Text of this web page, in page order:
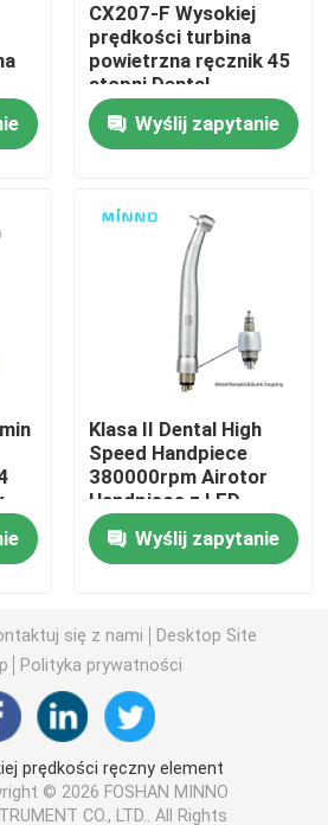
stomatologiczne
o niskiej prędkości
zęba
zębów
CX207-F Wysokiej
prędkości turbina
powietrzna ręcznik 45
stopni Dental
Handpiece
Wyślij zapytanie
3-
Klasa II Dental High
Speed Handpiece
380000rpm Airotor
Handpiece z LED
Wyślij zapytanie
się z nami
Desktop Site
Polityka prywatności
prędkości ręczny element
© 2026 FOSHAN MINNO
CO., LTD.. All Rights